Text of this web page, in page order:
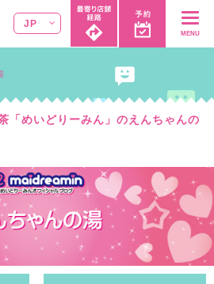
JP
MENU
「めいどりーみん」のえんちゃんの